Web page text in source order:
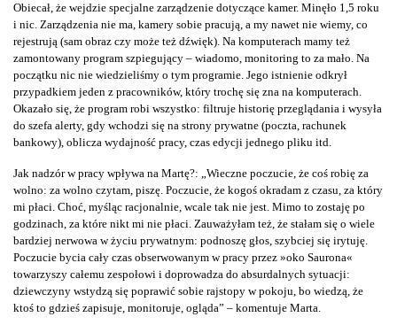
Obiecał, że wejdzie specjalne zarządzenie dotyczące kamer. Minęło 1,5 roku
i nic. Zarządzenia nie ma, kamery sobie pracują, a my nawet nie wiemy, co
rejestrują (sam obraz czy może też dźwięk). Na komputerach mamy też
zamontowany program szpiegujący – wiadomo, monitoring to za mało. Na
początku nic nie wiedzieliśmy o tym programie. Jego istnienie odkrył
przypadkiem jeden z pracowników, który trochę się zna na komputerach.
Okazało się, że program robi wszystko: filtruje historię przeglądania i wysyła
do szefa alerty, gdy wchodzi się na strony prywatne (poczta, rachunek
bankowy), oblicza wydajność pracy, czas edycji jednego pliku itd.
Jak nadzór w pracy wpływa na Martę?: „Wieczne poczucie, że coś robię za
wolno: za wolno czytam, piszę. Poczucie, że kogoś okradam z czasu, za który
mi płaci. Choć, myśląc racjonalnie, wcale tak nie jest. Mimo to zostaję po
godzinach, za które nikt mi nie płaci. Zauważyłam też, że stałam się o wiele
bardziej nerwowa w życiu prywatnym: podnoszę głos, szybciej się irytuję.
Poczucie bycia cały czas obserwowanym w pracy przez »oko Saurona«
towarzyszy całemu zespołowi i doprowadza do absurdalnych sytuacji:
dziewczyny wstydzą się poprawić sobie rajstopy w pokoju, bo wiedzą, że
ktoś to gdzieś zapisuje, monitoruje, ogląda” – komentuje Marta.